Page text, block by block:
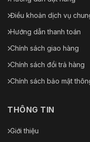
Điều khoản dịch vụ
Hướng dẫn thanh toán
Chính sách giao hàng
Chính sách đổi trả hàng
Chính sách bảo mật
THÔNG TIN
Giới thiệu